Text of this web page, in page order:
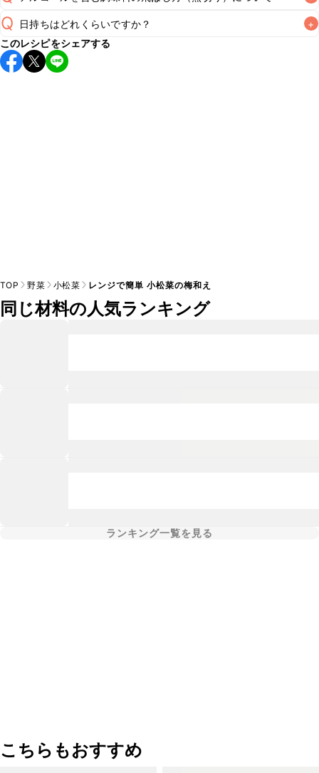
A
非加熱のレシピの場合にアルコールを含む調味料をそのまま
使用すると、仕上がりにアルコール特有の風味が残るため、
あらかじめ煮切りを行いアルコール分を飛ばすことをおすす
めいたします。煮切りの方法は
Q 日持ちはどれくらいですか？ +
保存期間は冷蔵で当日中が目安です。なるべくお早めにお召
し上がりください。
このレシピをシェアする
TOP 野菜 小松菜 レンジで簡単 小松菜の梅和え
同じ材料の人気ランキング
ランキング一覧を見る
こちらもおすすめ